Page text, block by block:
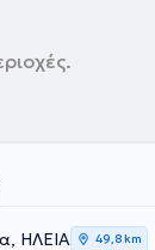
ΗΛΕΙΑ 49,8 km